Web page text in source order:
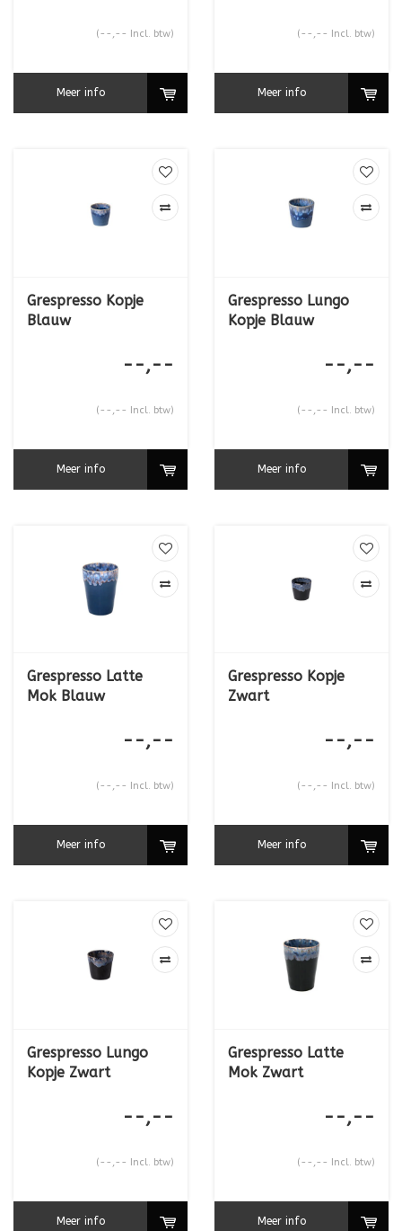
(--,-- Incl. btw)
Meer info
(--,-- Incl. btw)
Meer info
Grespresso Kopje
Blauw
--,--
(--,-- Incl. btw)
Meer info
Grespresso Lungo
Kopje Blauw
--,--
(--,-- Incl. btw)
Meer info
Grespresso Latte
Mok Blauw
--,--
(--,-- Incl. btw)
Meer info
Grespresso Kopje
Zwart
--,--
(--,-- Incl. btw)
Meer info
Grespresso Lungo
Kopje Zwart
--,--
(--,-- Incl. btw)
Meer info
Grespresso Latte
Mok Zwart
--,--
(--,-- Incl. btw)
Meer info